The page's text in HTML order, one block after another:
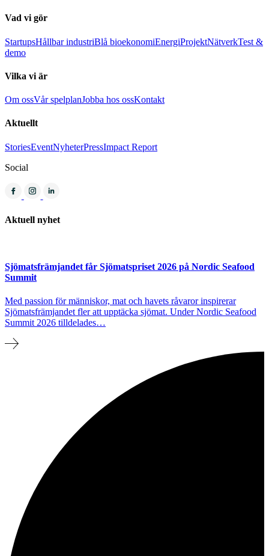
Vad vi gör
StartupsHållbar industriBlå bioekonomiEnergiProjektNätverkTest &
demo
Vilka vi är
Om ossVår spelplanJobba hos ossKontakt
Aktuellt
StoriesEventNyheterPressImpact Report
Social
Aktuell nyhet
Sjömatsfrämjandet får Sjömatspriset 2026 på Nordic Seafood
Summit
Med passion för människor, mat och havets råvaror inspirerar
Sjömatsfrämjandet fler att upptäcka sjömat. Under Nordic Seafood
Summit 2026 tilldelades…